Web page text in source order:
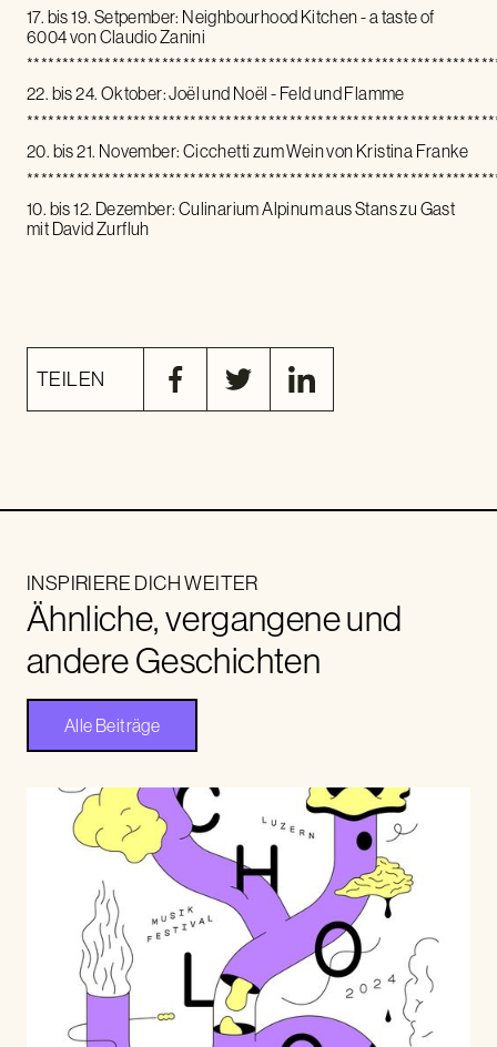
TEILEN
17. bis 19. Setpember: Neighbourhood Kitchen - a taste of
6004 von Claudio Zanini
22. bis 24. Oktober: Joël und Noël - Feld und Flamme
20. bis 21. November: Cicchetti zum Wein von Kristina Franke
10. bis 12. Dezember: Culinarium Alpinum aus Stans zu Gast
mit David Zurfluh
INSPIRIERE DICH WEITER
Ähnliche, vergangene und
andere Geschichten
Alle Beiträge